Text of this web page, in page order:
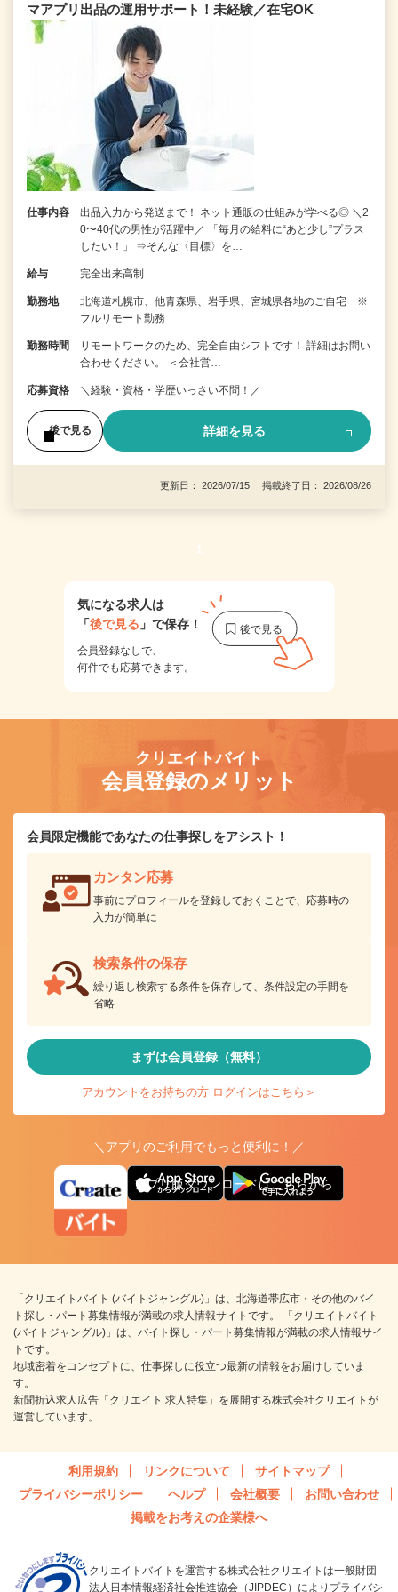
マアプリ出品の運用サポート！未経験／在宅OK
仕事内容
出品入力から発送まで！ ネット通販の仕組みが学べる◎ ＼2
0〜40代の男性が活躍中／ 「毎月の給料に“あと少し”プラス
したい！」 ⇒そんな〈目標〉を…
給与 完全出来高制
勤務地
北海道札幌市、他青森県、岩手県、宮城県各地のご自宅 ※
フルリモート勤務
勤務時間
リモートワークのため、完全自由シフトです！ 詳細はお問い
合わせください。 ＜会社営…
応募資格 ＼経験・資格・学歴いっさい不問！／
後で見る 詳細を見る
更新日： 2026/07/15 掲載終了日： 2026/08/26
1
気になる求人は
「後で見る 」で保存！
会員登録なしで、
何件でも応募できます。
クリエイトバイト
会員登録のメリット
会員限定機能であなたの仕事探しをアシスト！
カンタン応募
事前にプロフィールを登録しておくことで、応募時の
入力が簡単に
検索条件の保存
繰り返し検索する条件を保存して、条件設定の手間を
省略
まずは会員登録（無料）
アカウントをお持ちの方 ログインはこちら＞
＼アプリのご利用でもっと便利に！／
アプリ版ダウンロードはこちらから
「クリエイトバイト (バイトジャングル)」は、北海道帯広市・その他のバイ
ト探し・パート募集情報が満載の求人情報サイトです。 「クリエイトバイト
(バイトジャングル)」は、バイト探し・パート募集情報が満載の求人情報サイ
トです。
地域密着をコンセプトに、仕事探しに役立つ最新の情報をお届けしていま
す。
新聞折込求人広告「クリエイト 求人特集」を展開する株式会社クリエイトが
運営しています。
利用規約 リンクについて
サイトマップ
プライバシーポリシー
ヘルプ 会社概要
お問い合わせ
掲載をお考えの企業様へ
クリエイトバイトを運営する株式会社クリエイトは一般財団
法人日本情報経済社会推進協会（JIPDEC）によりプライバシ